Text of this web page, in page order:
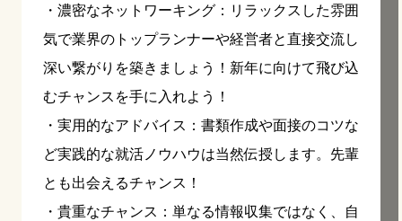
・濃密なネットワーキング：リラックスした雰囲
気で業界のトップランナーや経営者と直接交流し
深い繋がりを築きましょう！新年に向けて飛び込
むチャンスを手に入れよう！
・実用的なアドバイス：書類作成や面接のコツな
ど実践的な就活ノウハウは当然伝授します。先輩
とも出会えるチャンス！
・貴重なチャンス：単なる情報収集ではなく、自